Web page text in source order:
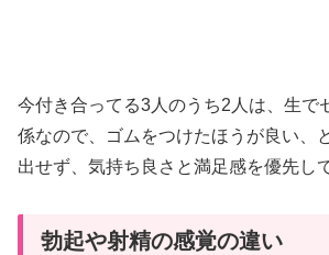
今付き合ってる3人のうち2人は、生で
係なので、ゴムをつけたほうが良い、
出せず、気持ち良さと満足感を優先し
勃起や射精の感覚の違い